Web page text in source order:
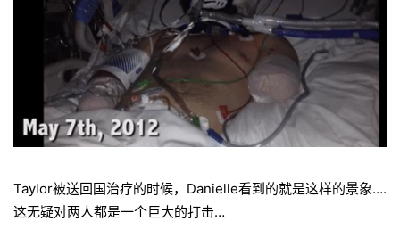
Taylor被送回国治疗的时候，Danielle看到的就是这样的景象….
这无疑对两人都是一个巨大的打击…